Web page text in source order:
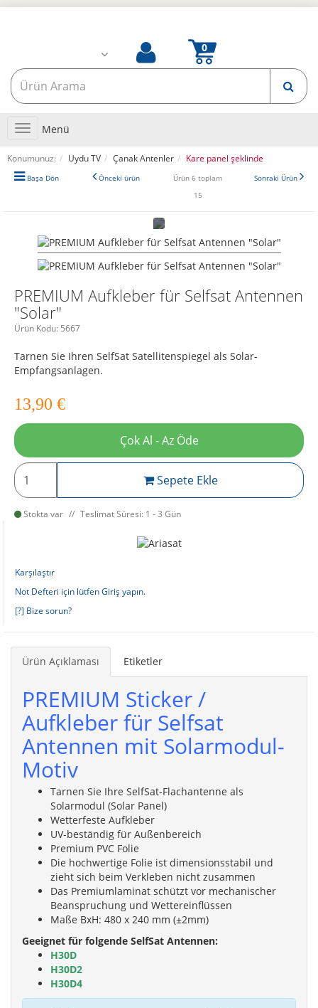
Toggle
navigation
Menü
Konumunuz: Uydu TV Çanak Antenler Kare panel şeklinde
Başa Dön Önceki ürün
Ürün 6 toplam
15
Sonraki Ürün
PREMIUM Aufkleber für Selfsat Antennen
"Solar"
Ürün Kodu: 5667
Tarnen Sie Ihren SelfSat Satellitenspiegel als Solar-
Empfangsanlagen.
13,90 €
Çok Al - Az Öde
Sepete Ekle
Stokta var Teslimat Süresi: 1 - 3 Gün
Karşılaştır
Not Defteri için lütfen Giriş yapın.
[?] Bize sorun?
Ürün Açıklaması Etiketler
PREMIUM Sticker /
Aufkleber für Selfsat
Antennen mit Solarmodul-
Motiv
Tarnen Sie Ihre SelfSat-Flachantenne als
Solarmodul (Solar Panel)
Wetterfeste Aufkleber
UV-beständig für Außenbereich
Premium PVC Folie
Die hochwertige Folie ist dimensionsstabil und
zieht sich beim Verkleben nicht zusammen
Das Premiumlaminat schützt vor mechanischer
Beanspruchung und Wettereinflüssen
Maße BxH: 480 x 240 mm (±2mm)
Geeignet für folgende SelfSat Antennen:
H30D
H30D2
H30D4